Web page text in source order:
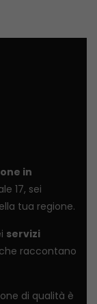
in
17, sei
tua regione.
servizi
che raccontano
di qualità è